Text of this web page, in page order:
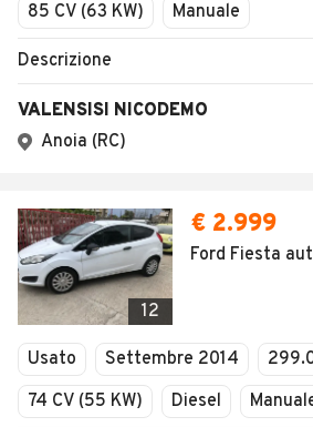
85 CV (63 KW)
Manuale
Descrizione
VALENSISI NICODEMO
Anoia (RC)
12
€ 2.999
Ford Fiesta
Usato Settembre 2014
74 CV (55 KW)
Diesel